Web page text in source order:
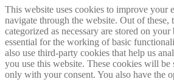
This website uses cookies to improve your
navigate through the website. Out of these,
categorized as necessary are stored on
essential for the working of basic
also use third-party cookies that help us
you use this website. These cookies will
only with your consent. You also have the